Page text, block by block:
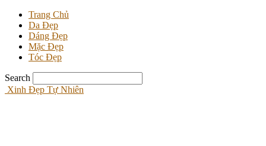
Trang Chủ
Da Đẹp
Dáng Đẹp
Mặc Đẹp
Tóc Đẹp
Search
Xinh Đẹp Tự Nhiên